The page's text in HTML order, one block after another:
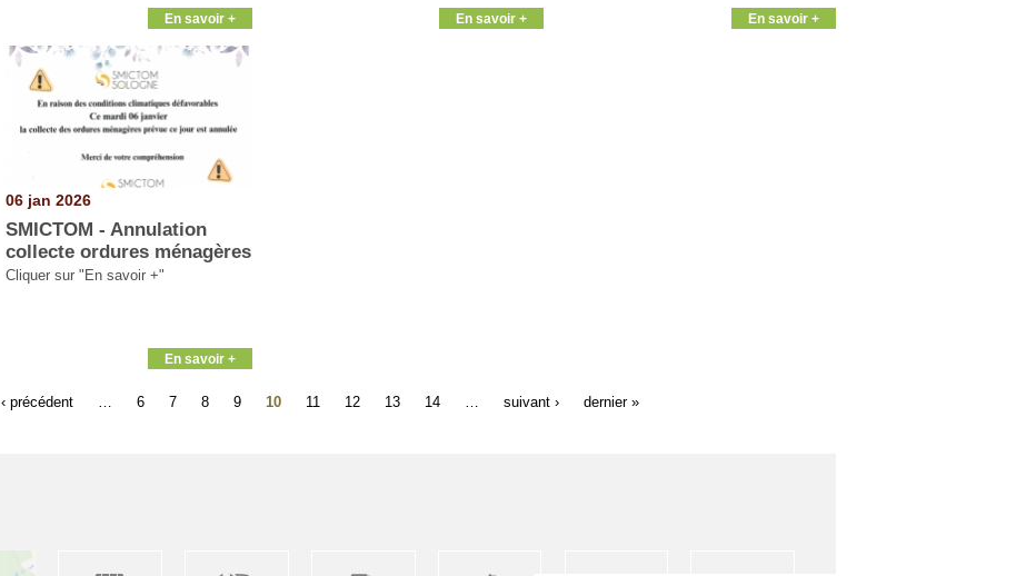
En savoir + En savoir + En savoir +
06 jan 2026
SMICTOM - Annulation
collecte ordures ménagères
Cliquer sur "En savoir +"
En savoir +
‹ précédent 6 7 8 9 10 11 12 13 14 suivant › dernier »